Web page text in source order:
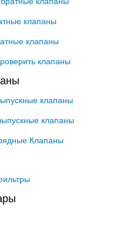
клапаны
клапаны
клапаны
клапаны
клапаны
Клапаны